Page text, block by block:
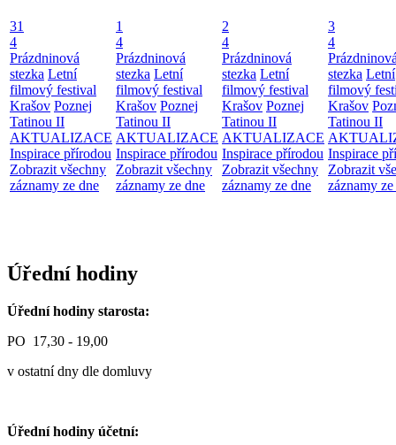
31
4
Prázdninová
stezka Letní
filmový festival
Krašov Poznej
Tatinou II
AKTUALIZACE
Inspirace přírodou
Zobrazit všechny
záznamy ze dne
1
4
Prázdninová
stezka Letní
filmový festival
Krašov Poznej
Tatinou II
AKTUALIZACE
Inspirace přírodou
Zobrazit všechny
záznamy ze dne
2
4
Prázdninová
stezka Letní
filmový festival
Krašov Poznej
Tatinou II
AKTUALIZACE
Inspirace přírodou
Zobrazit všechny
záznamy ze dne
3
4
stezka Letní
filmový
Krašov
Tatinou II
Inspirace
Zobrazit
záznamy
Úřední hodiny
Úřední hodiny starosta:
PO 17,30 - 19,00
v ostatní dny dle domluvy
Úřední hodiny účetní: